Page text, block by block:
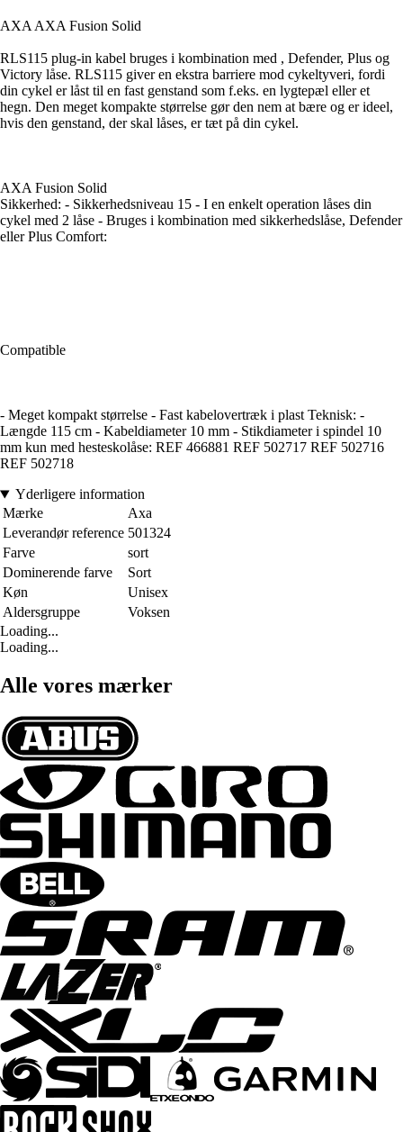
AXA AXA Fusion Solid
RLS115 plug-in kabel bruges i kombination med , Defender, Plus og
Victory låse. RLS115 giver en ekstra barriere mod cykeltyveri, fordi
din cykel er låst til en fast genstand som f.eks. en lygtepæl eller et
hegn. Den meget kompakte størrelse gør den nem at bære og er ideel,
hvis den genstand, der skal låses, er tæt på din cykel.
AXA Fusion Solid
Sikkerhed: - Sikkerhedsniveau 15 - I en enkelt operation låses din
cykel med 2 låse - Bruges i kombination med sikkerhedslåse, Defender
eller Plus Comfort:
Compatible
- Meget kompakt størrelse - Fast kabelovertræk i plast Teknisk: -
Længde 115 cm - Kabeldiameter 10 mm - Stikdiameter i spindel 10
mm kun med hesteskolåse: REF 466881 REF 502717 REF 502716
REF 502718
Yderligere information
Mærke
Axa
Leverandør reference 501324
Farve
sort
Dominerende farve
Sort
Køn
Unisex
Aldersgruppe
Voksen
Loading...
Loading...
Alle vores mærker